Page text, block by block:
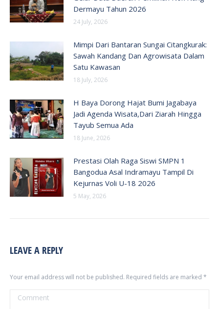
Dermayu Tahun 2026
24 July, 2026
Mimpi Dari Bantaran Sungai Citangkurak:
Sawah Kandang Dan Agrowisata Dalam
Satu Kawasan
18 July, 2026
H Baya Dorong Hajat Bumi Jagabaya
Jadi Agenda Wisata,Dari Ziarah Hingga
Tayub Semua Ada
18 June, 2026
Prestasi Olah Raga Siswi SMPN 1
Bangodua Asal Indramayu Tampil Di
Kejurnas Voli U-18 2026
5 May, 2026
LEAVE A REPLY
Your email address will not be published. Required fields are marked *
Comment